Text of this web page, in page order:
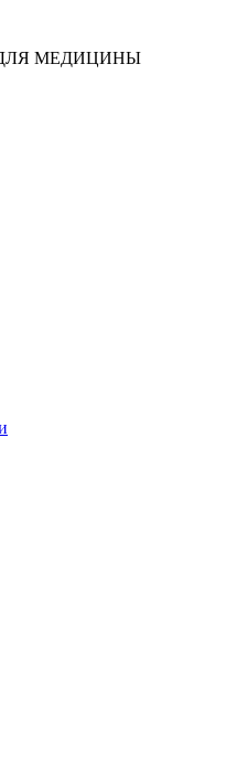
МЕДИЦИНЫ